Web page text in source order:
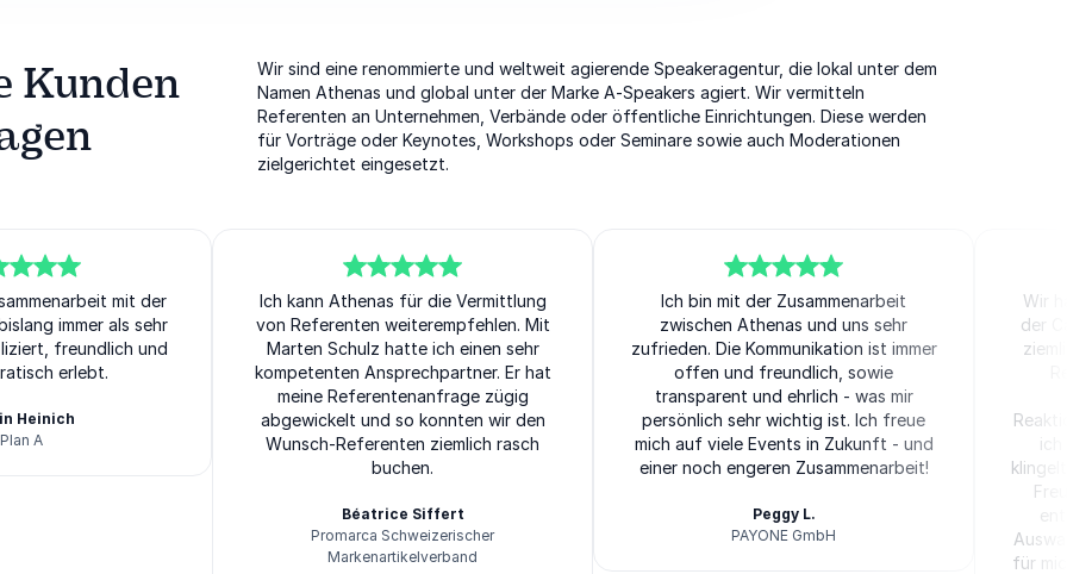
Kunden
Wir sind eine renommierte und weltweit agierende Speakeragentur, die lokal unter dem
Namen Athenas und global unter der Marke A-Speakers agiert. Wir vermitteln
Referenten an Unternehmen, Verbände oder öffentliche Einrichtungen. Diese werden
für Vorträge oder Keynotes, Workshops oder Seminare sowie auch Moderationen
zielgerichtet eingesetzt.
mit der
immer als sehr
freundlich und
erlebt.
Heinich
Plan A
von5
Ich kann Athenas für die Vermittlung
von Referenten weiterempfehlen. Mit
Marten Schulz hatte ich einen sehr
kompetenten Ansprechpartner. Er hat
meine Referentenanfrage zügig
abgewickelt und so konnten wir den
Wunsch-Referenten ziemlich rasch
buchen.
Béatrice Siffert
Promarca Schweizerischer
Markenartikelverband
von 5
Ich bin mit der Zusammenarbeit
zwischen Athenas und uns sehr
zufrieden. Die Kommunikation ist immer
offen und freundlich, sowie
transparent und ehrlich - was mir
persönlich sehr wichtig ist. Ich freue
mich auf viele Events in Zukunft - und
einer noch engeren Zusammenarbeit!
Peggy L.
PAYONE GmbH
von
Wir
der
für